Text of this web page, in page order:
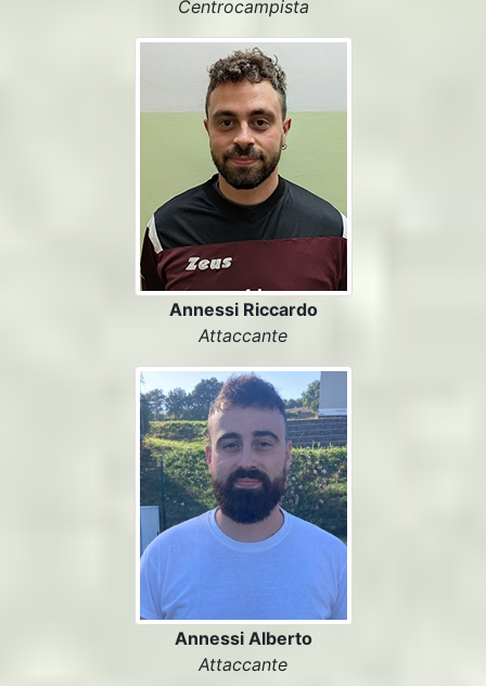
Centrocampista
Annessi Riccardo
Attaccante
Annessi Alberto
Attaccante